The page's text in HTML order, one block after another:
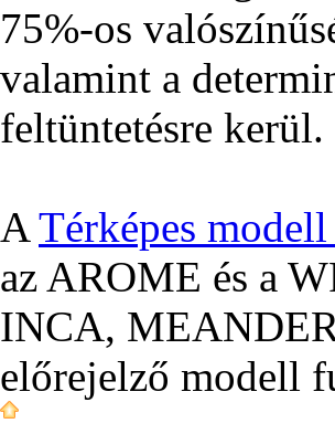
75%-os
valamint a
feltüntetésre kerül.
ATérképes
az AROME és a
INCA,
előrejelző modell